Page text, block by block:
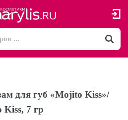
для губ «Mojito Kiss»/
7 гр